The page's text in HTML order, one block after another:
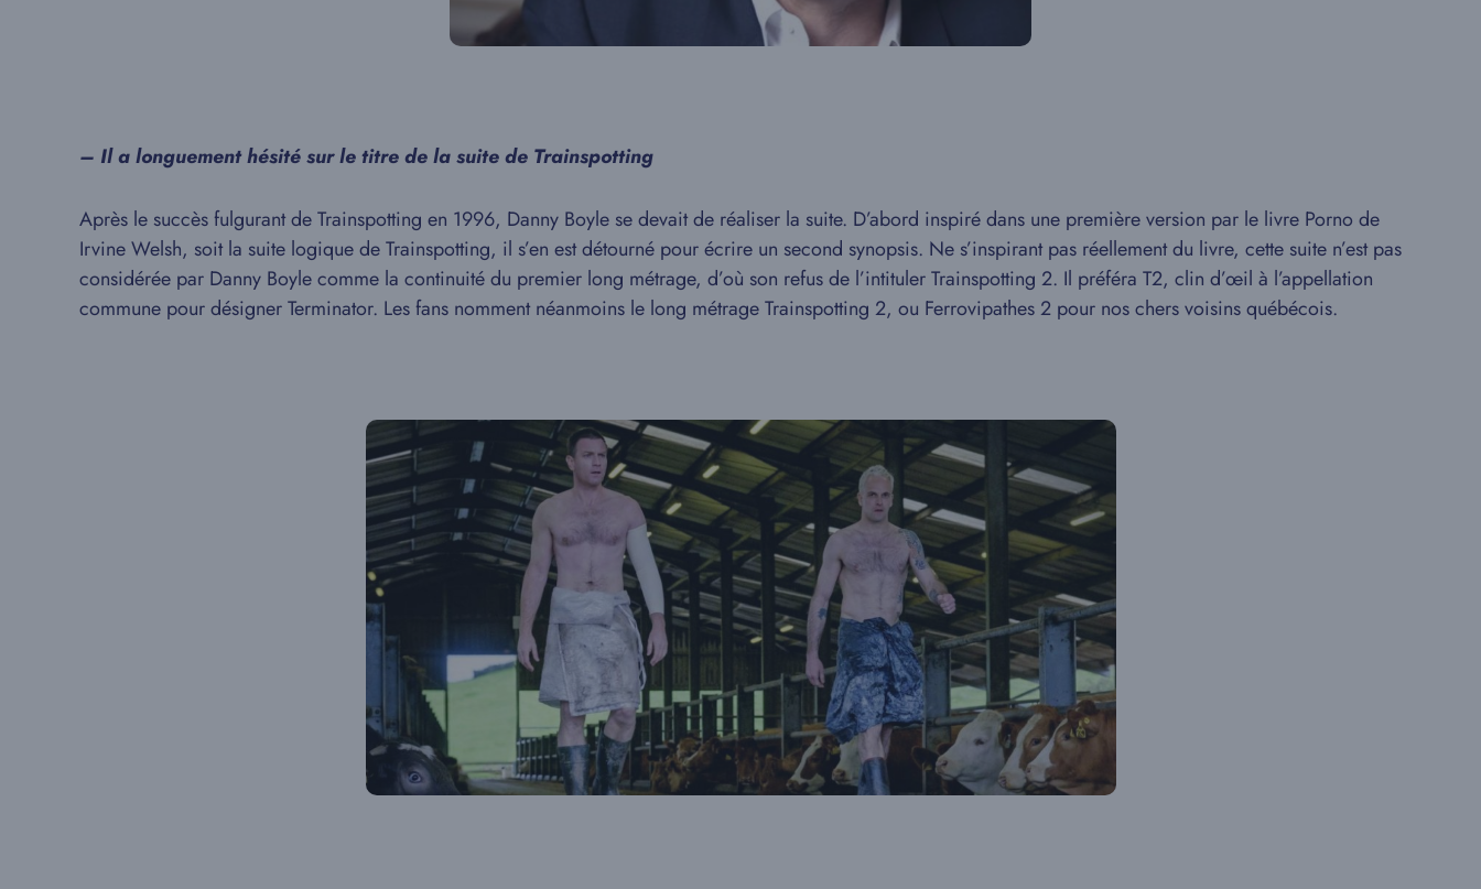
– Il a longuement hésité sur le titre de la suite de Trainspotting
Après le succès fulgurant de Trainspotting en 1996, Danny Boyle se devait de réaliser la suite. D’abord inspiré dans une première version par le livre Porno de
Irvine Welsh, soit la suite logique de Trainspotting, il s’en est détourné pour écrire un second synopsis. Ne s’inspirant pas réellement du livre, cette suite n’est pas
considérée par Danny Boyle comme la continuité du premier long métrage, d’où son refus de l’intituler Trainspotting 2. Il préféra T2, clin d’œil à l’appellation
commune pour désigner Terminator. Les fans nomment néanmoins le long métrage Trainspotting 2, ou Ferrovipathes 2 pour nos chers voisins québécois.